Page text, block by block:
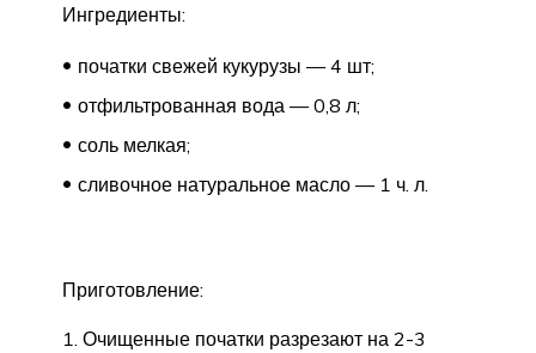
Ингредиенты:
початки свежей кукурузы — 4 шт;
отфильтрованная вода — 0,8 л;
соль мелкая;
сливочное натуральное масло — 1 ч. л.
Приготовление:
Очищенные початки разрезают на 2-3